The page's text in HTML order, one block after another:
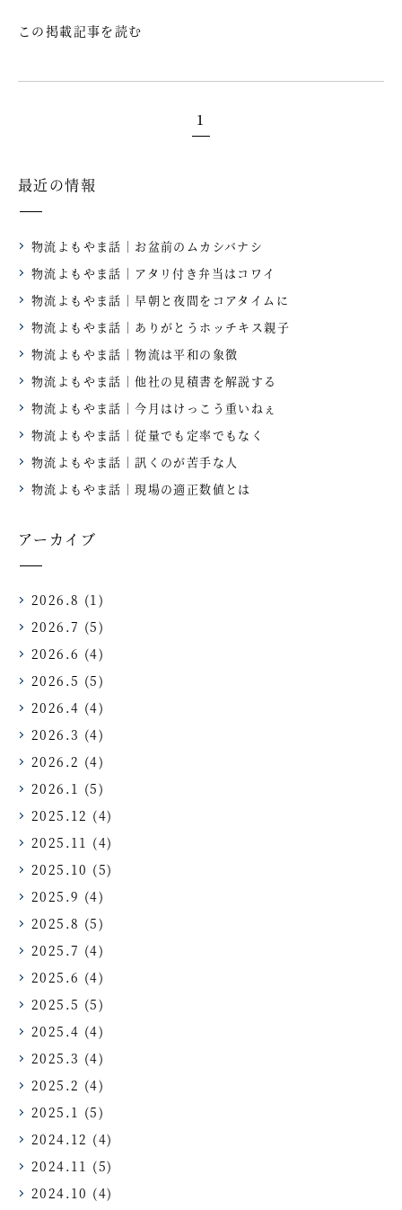
この掲載記事を読む
1
最近の情報
物流よもやま話｜お盆前のムカシバナシ
物流よもやま話｜アタリ付き弁当はコワイ
物流よもやま話｜早朝と夜間をコアタイムに
物流よもやま話｜ありがとうホッチキス親子
物流よもやま話｜物流は平和の象徴
物流よもやま話｜他社の見積書を解説する
物流よもやま話｜今月はけっこう重いねぇ
物流よもやま話｜従量でも定率でもなく
物流よもやま話｜訊くのが苦手な人
物流よもやま話｜現場の適正数値とは
アーカイブ
2026.8 (1)
2026.7 (5)
2026.6 (4)
2026.5 (5)
2026.4 (4)
2026.3 (4)
2026.2 (4)
2026.1 (5)
2025.12 (4)
2025.11 (4)
2025.10 (5)
2025.9 (4)
2025.8 (5)
2025.7 (4)
2025.6 (4)
2025.5 (5)
2025.4 (4)
2025.3 (4)
2025.2 (4)
2025.1 (5)
2024.12 (4)
2024.11 (5)
2024.10 (4)